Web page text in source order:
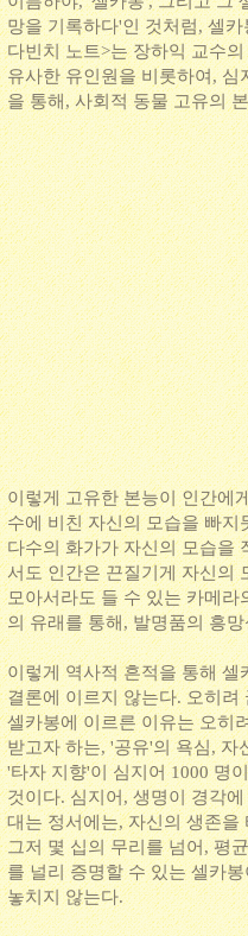
망을 기록하다'인 것처럼, 셀
다빈치 노트>는 장하익 교수
유사한 유인원을 비롯하여,
을 통해, 사회적 동물 고유의
이렇게 고유한 본능이 인간에
수에 비친 자신의 모습을 빠
다수의 화가가 자신의 모습을
서도 인간은 끈질기게 자신의
모아서라도 들 수 있는 카메
의 유래를 통해, 발명품의 흥
이렇게 역사적 흔적을 통해
결론에 이르지 않는다. 오히
셀카봉에 이르른 이유는 오히
받고자 하는, '공유'의 욕심, 자
'타자 지향'이 심지어 1000 명
것이다. 심지어, 생명이 경각
대는 정서에는, 자신의 생존
그저 몇 십의 무리를 넘어, 평
를 널리 증명할 수 있는 셀카
놓치지 않는다.